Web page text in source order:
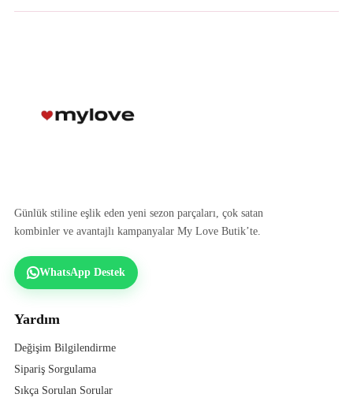
Günlük stiline eşlik eden yeni sezon parçaları, çok satan
kombinler ve avantajlı kampanyalar My Love Butik’te.
WhatsApp Destek
Yardım
Değişim Bilgilendirme
Sipariş Sorgulama
Sıkça Sorulan Sorular